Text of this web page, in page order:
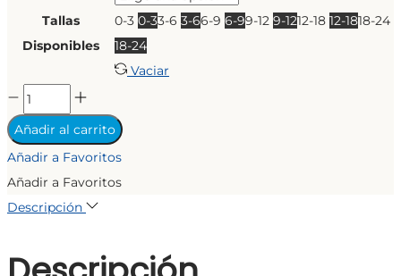
Tallas
Disponibles
0-3 0-33-6 3-66-9 6-99-12 9-1212-18 12-1818-24
18-24
Vaciar
BODY
CAIMAN
cantidad
Añadir al carrito
Añadir a Favoritos
Añadir a Favoritos
Descripción